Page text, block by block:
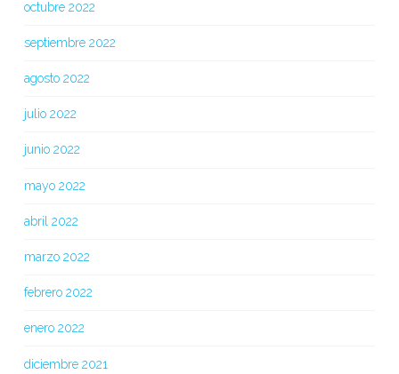
octubre 2022
septiembre 2022
agosto 2022
julio 2022
junio 2022
mayo 2022
abril 2022
marzo 2022
febrero 2022
enero 2022
diciembre 2021